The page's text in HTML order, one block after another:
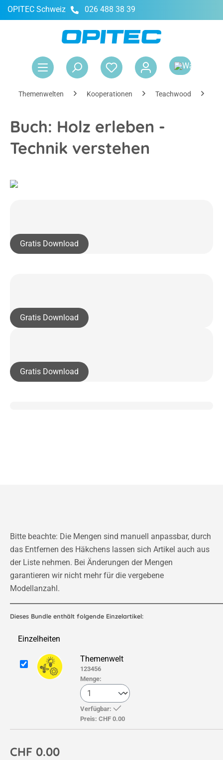
springen
OPITEC Schweiz 026 488 38 39
Themenwelten Kooperationen Teachwood
Buch: Holz erleben -
Technik verstehen
Gratis Download
Gratis Download
Gratis Download
Bitte beachte: Die Mengen sind manuell anpassbar, durch
das Entfernen des Häkchens lassen sich Artikel auch aus
der Liste nehmen. Bei Änderungen der Mengen
garantieren wir nicht mehr für die vergebene
Modellanzahl.
CHF 0.00
Dieses Bundle enthält folgende Einzelartikel:
Einzelheiten
Themenwelt
123456
Menge:
Verfügbar:
Preis: CHF 0.00